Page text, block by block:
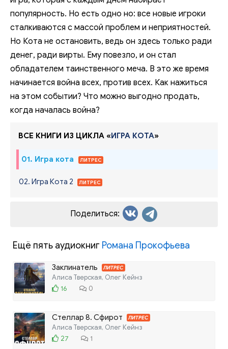
популярность. Но есть одно но: все новые игроки
сталкиваются с массой проблем и неприятностей.
Но Кота не остановить, ведь он здесь только ради
денег, ради вирты. Ему повезло, и он стал
обладателем таинственного меча. В это же время
начинается война всех, против всех. Как нажиться
на этом событии? Что можно выгодно продать,
когда началась война?
ВСЕ КНИГИ ИЗ ЦИКЛА «ИГРА КОТА»
01. Игра кота ЛИТРЕС
02. Игра Кота 2 ЛИТРЕС
Поделиться:
Ещё пять аудиокниг Романа Прокофьева
Заклинатель ЛИТРЕС
Алиса Тверская, Олег Кейнз
16
0
Стеллар 8. Сфирот ЛИТРЕС
Алиса Тверская, Олег Кейнз
27
1